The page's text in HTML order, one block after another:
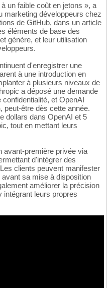
un faible coût en jetons », a
marketing développeurs chez
de GitHub, dans un article
éléments de base des
génère, et leur utilisation
d'enregistrer une
à une introduction en
à plusieurs niveaux de
a déposé une demande
et OpenAI
peut-être dès cette année.
dollars dans OpenAI et 5
tout en mettant leurs
avant-première privée via
d'intégrer des
clients peuvent manifester
sa mise à disposition
améliorer la précision
intégrant leurs propres